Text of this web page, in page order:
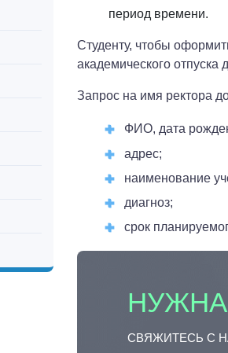
период времени.
Студенту, чтобы
академического
Запрос на имя ректора
ФИО, дата
адрес;
наименование
диагноз;
срок
НУЖНА
СВЯЖИТЕСЬ С